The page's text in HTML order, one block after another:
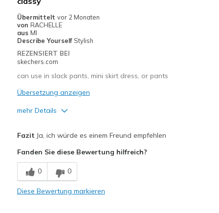
Going Out
Travel
Width
Feels half size too big
Übermittelt vor 2 Monaten
von RACHELLE
aus MI
Describe Yourself Stylish
REZENSIERT BEI
skechers.com
can use in slack pants, mini skirt dress, or pants
Übersetzung anzeigen
mehr Details
Breathe Well
Comfortable
Fazit Ja, ich würde es einem Freund empfehlen
Fanden Sie diese Bewertung hilfreich?
0 0
Diese Bewertung markieren